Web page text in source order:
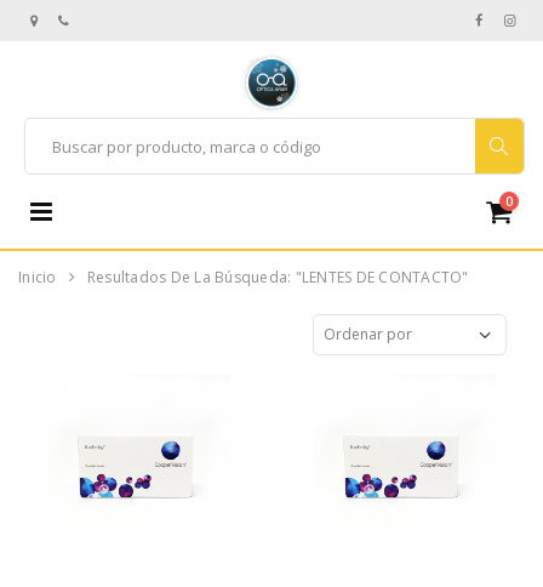
0
Inicio Resultados De La Búsqueda: "LENTES DE CONTACTO"